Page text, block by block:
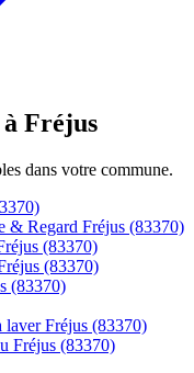
Fréjus
dans votre commune.
& Regard Fréjus (83370)
(83370)
(83370)
(83370)
laver Fréjus (83370)
Fréjus (83370)